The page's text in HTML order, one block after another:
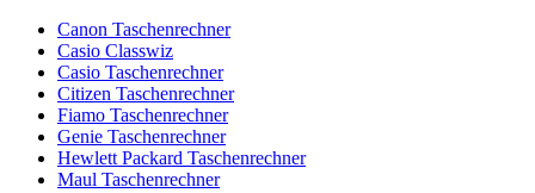
Canon Taschenrechner
Casio Classwiz
Casio Taschenrechner
Citizen Taschenrechner
Fiamo Taschenrechner
Genie Taschenrechner
Hewlett Packard Taschenrechner
Maul Taschenrechner